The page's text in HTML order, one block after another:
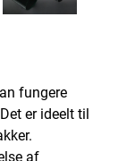
fungere
er ideelt til
af